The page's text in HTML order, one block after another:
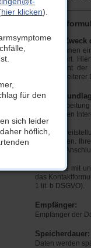
Art und Zweck
Die von Ihnen
gespeichert.
Diese dient
Angabe
Die
berechtigten
Durch
ermöglichen.
mögliche
Sofern Sie mit
das
1 lit. b DSGVO).
Empfänger:
Empfänger der
Speicherdauer:
Daten werden
hier klicken).
für den
sich leider
höflich,